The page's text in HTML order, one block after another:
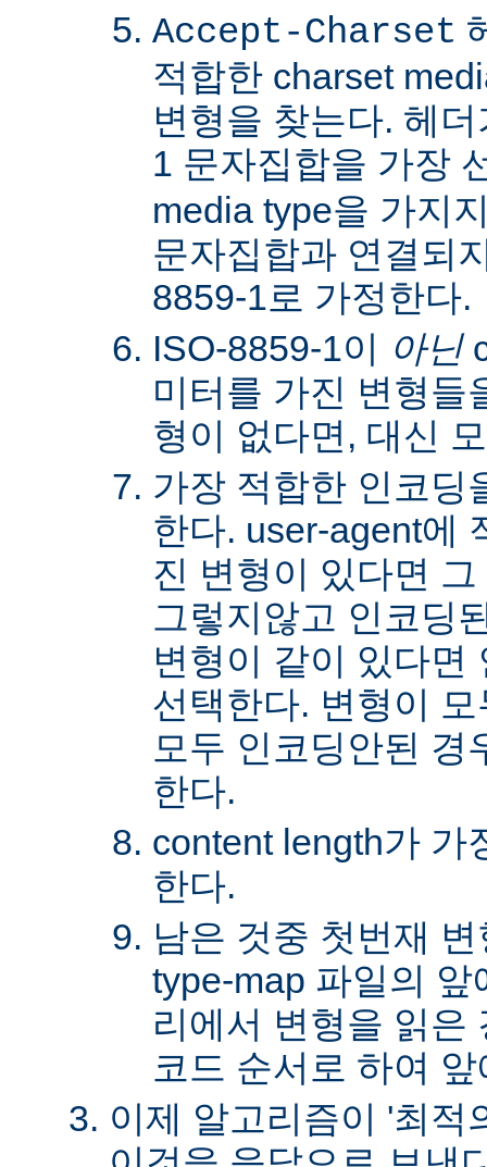
Accept-Charset
적합한 charset
변형을 찾는다. 헤
1 문자집합을 가장
media type을 가지
문자집합과 연결되
8859-1로 가정한다.
ISO-8859-1이 아닌
미터를 가진 변형들
형이 없다면, 대신
가장 적합한 인코딩
한다. user-agent에
진 변형이 있다면
그렇지않고 인코딩
변형이 같이 있다면
선택한다. 변형이
모두 인코딩안된 경
한다.
content length가 가
한다.
남은 것중 첫번재
type-map 파일의
리에서 변형을 읽은
코드 순서로 하여
이제 알고리즘이 '최적